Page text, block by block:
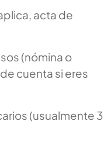
acta de
(nómina o
cuenta si eres
(usualmente 3